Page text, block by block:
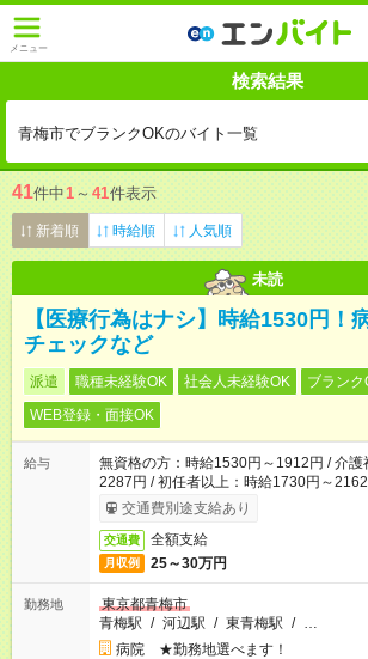
メニュー
検索結果
青梅市でブランクOKのバイト一覧
41件中1 ～ 41件表示
新着順 時給順 人気順
未読
【医療行為はナシ】時給1530円！
チェックなど
派遣 職種未経験OK 社会人未経験OK
ブランク
WEB登録・面接OK
給与
無資格の方：時給1530円～1912円 / 介護
2287円 / 初任者以上：時給1730円～
交通費別途支給あり
交通費 全額支給
月収例 25～30万円
勤務地
東京都青梅市
青梅駅 / 河辺駅 / 東青梅駅 / …
病院 ★勤務地選べます！